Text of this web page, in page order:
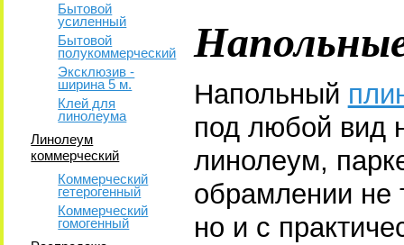
Бытовой
усиленный
Бытовой
полукоммерческий
Эксклюзив -
ширина 5 м.
Клей для
линолеума
Линолеум
коммерческий
Коммерческий
гетерогенный
Коммерческий
гомогенный
Напольный
под любой вид
линолеум,
обрамлении не
но и с